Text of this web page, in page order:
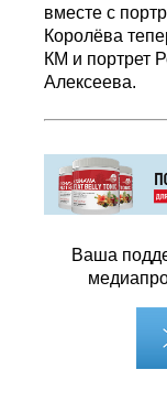
вместе с
Королёва
КМ и портрет
Алексеева.
Ваша